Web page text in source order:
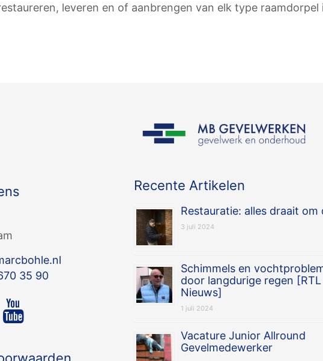
leveren en of aanbrengen van elk type
35 90
Recente Artikelen
Restauratie: alles draait om
3 juli 2024
Schimmels en
door langdurige regen [RTL
Nieuws]
1 juli 2024
Vacature Junior Allround
Gevelmedewerker